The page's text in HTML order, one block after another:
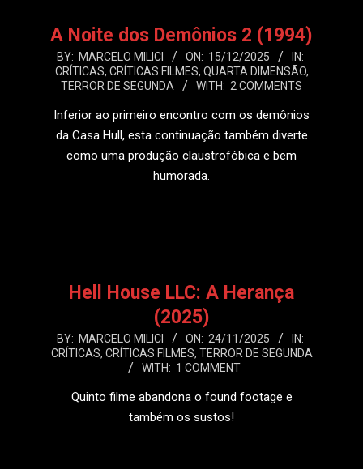
A Noite dos Demônios 2 (1994)
2025-
12-
BY: MARCELO MILICI ON: 15/12/2025
IN:
CRÍTICAS, CRÍTICAS FILMES, QUARTA DIMENSÃO,
TERROR DE SEGUNDA
WITH: 2 COMMENTS
Inferior ao primeiro encontro com os demônios
da Casa Hull, esta continuação também diverte
como uma produção claustrofóbica e bem
humorada.
Hell House LLC: A Herança
(2025)
2025-
11-
BY: MARCELO MILICI ON: 24/11/2025
IN:
CRÍTICAS, CRÍTICAS FILMES, TERROR DE SEGUNDA
WITH: 1 COMMENT
Quinto filme abandona o found footage e
também os sustos!